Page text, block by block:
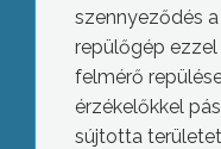
szennyeződés
repülőgép
felmérő
érzékelőkkel
sújtotta